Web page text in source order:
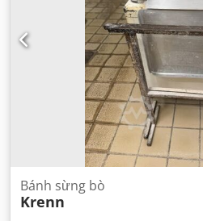
Bánh sừng bò
Krenn